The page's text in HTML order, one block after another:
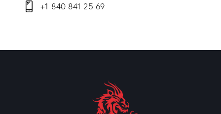
+1 840 841 25 69